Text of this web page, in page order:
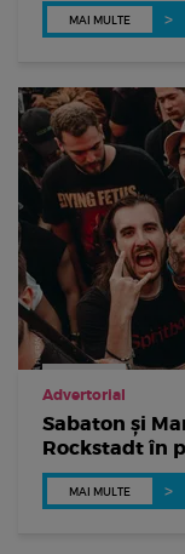
MAI MULTE
Advertorial
Sabaton și
Rockstadt în
MAI MULTE